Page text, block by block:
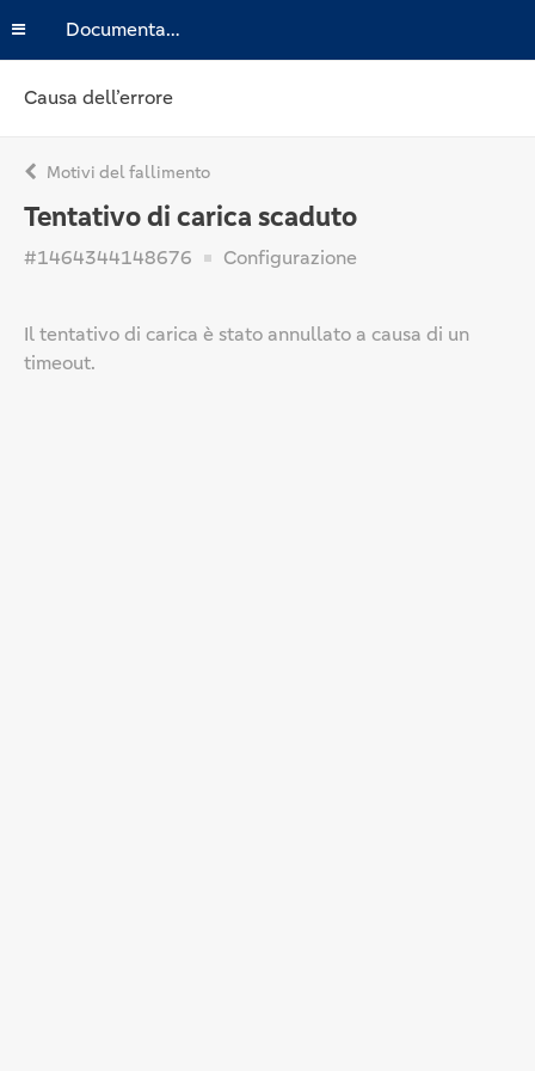
Documentazione
Causa dell’errore
Motivi del fallimento
Tentativo di carica scaduto
#1464344148676 Configurazione
Il tentativo di carica è stato annullato a causa di un
timeout.